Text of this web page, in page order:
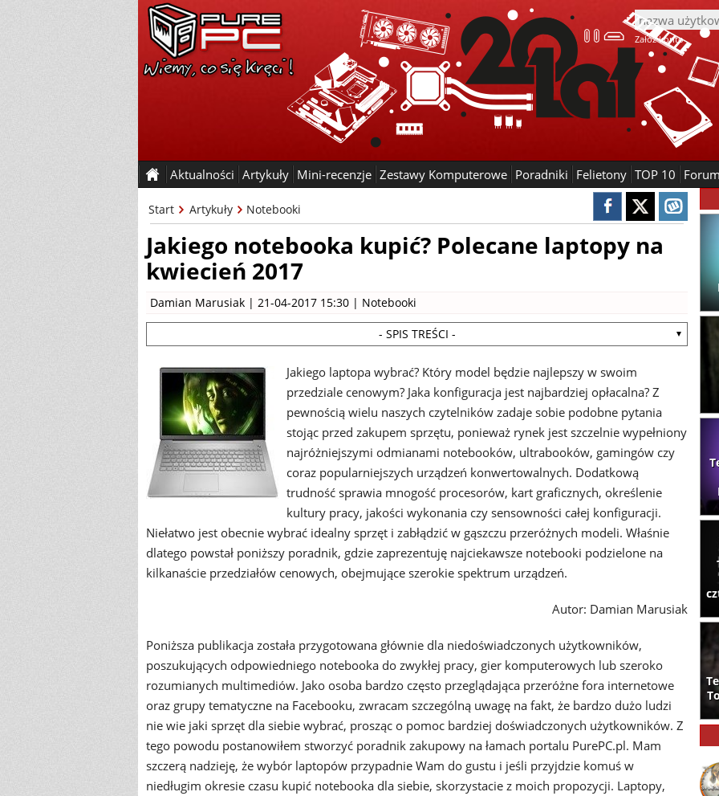
Załóż konto
Aktualności Artykuły Mini-recenzje Zestawy Komputerowe Poradniki Felietony TOP 10
Start Artykuły Notebooki
Jakiego notebooka kupić? Polecane laptopy na
kwiecień 2017
Damian Marusiak | 21-04-2017 15:30 | Notebooki
- SPIS TREŚCI -
Jakiego laptopa wybrać? Który model będzie najlepszy w swoim
przedziale cenowym? Jaka konfiguracja jest najbardziej opłacalna? Z
pewnością wielu naszych czytelników zadaje sobie podobne pytania
stojąc przed zakupem sprzętu, ponieważ rynek jest szczelnie wypełniony
najróżniejszymi odmianami notebooków, ultrabooków, gamingów czy
coraz popularniejszych urządzeń konwertowalnych. Dodatkową
trudność sprawia mnogość procesorów, kart graficznych, określenie
kultury pracy, jakości wykonania czy sensowności całej konfiguracji.
Niełatwo jest obecnie wybrać idealny sprzęt i zabłądzić w gąszczu przeróżnych modeli. Właśnie
dlatego powstał poniższy poradnik, gdzie zaprezentuję najciekawsze notebooki podzielone na
kilkanaście przedziałów cenowych, obejmujące szerokie spektrum urządzeń.
Autor: Damian Marusiak
Poniższa publikacja została przygotowana głównie dla niedoświadczonych użytkowników,
poszukujących odpowiedniego notebooka do zwykłej pracy, gier komputerowych lub szeroko
rozumianych multimediów. Jako osoba bardzo często przeglądająca przeróżne fora internetowe
oraz grupy tematyczne na Facebooku, zwracam szczególną uwagę na fakt, że bardzo dużo ludzi
nie wie jaki sprzęt dla siebie wybrać, prosząc o pomoc bardziej doświadczonych użytkowników. Z
tego powodu postanowiłem stworzyć poradnik zakupowy na łamach portalu PurePC.pl. Mam
szczerą nadzieję, że wybór laptopów przypadnie Wam do gustu i jeśli przyjdzie komuś w
niedługim okresie czasu kupić notebooka dla siebie, skorzystacie z moich propozycji. Laptopy,